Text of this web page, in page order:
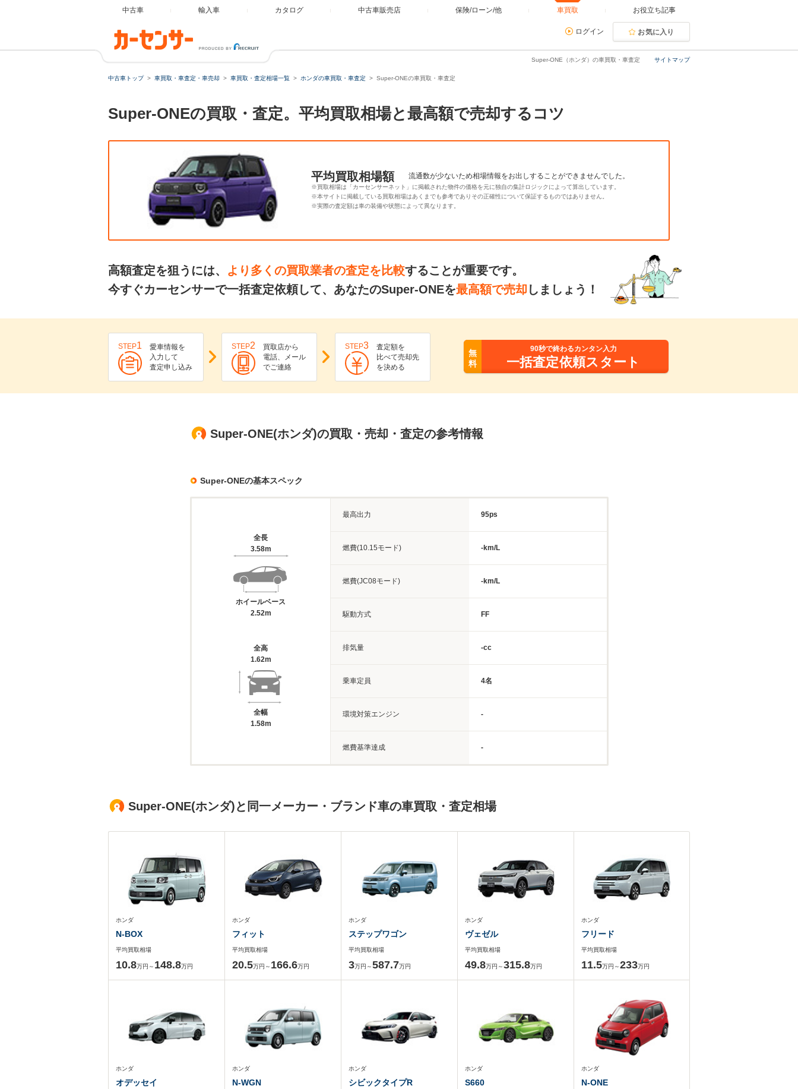
中古車 輸入車 カタログ 中古車販売店 保険/ローン/他 車買取 お役立ち記事
ログイン お気に入り
サイトマップ
Super-ONE（ホンダ）の車買取・車査定
中古車トップ 車買取・車査定・車売却 車買取・査定相場一覧 ホンダの車買取・車査定 Super-ONEの車買取・車査定
Super-ONEの買取・査定。平均買取相場と最高額で売却するコツ
平均買取相場額 流通数が少ないため相場情報をお出しすることができませんでした。
※買取相場は「カーセンサーネット」に掲載された物件の価格を元に独自の集計ロジックによって算出しています。
※本サイトに掲載している買取相場はあくまでも参考でありその正確性について保証するものではありません。
※実際の査定額は車の装備や状態によって異なります。
高額査定を狙うには、 より多くの買取業者の査定を比較することが重要です。
今すぐカーセンサーで一括査定依頼して、あなたのSuper-ONEを最高額で売却 しましょう！
STEP1
愛車情報を
入力して
査定申し込み
STEP2
買取店から
電話、メール
でご連絡
STEP3
査定額を
比べて売却先
を決める
無
料
90秒で終わるカンタン入力
一括査定依頼スタート
Super-ONE(ホンダ)の買取・売却・査定の参考情報
Super-ONEの基本スペック
全長
3.58m
ホイールベース
2.52m
全高
1.62m
全幅
1.58m
最高出力 95ps
燃費(10.15モード) -km/L
燃費(JC08モード) -km/L
駆動方式 FF
排気量 -cc
乗車定員 4名
環境対策エンジン -
燃費基準達成 -
Super-ONE(ホンダ)と同一メーカー・ブランド車の車買取・査定相場
ホンダ
N-BOX
平均買取相場
10.8万円～ 148.8万円
ホンダ
フィット
平均買取相場
20.5万円～ 166.6万円
ホンダ
ステップワゴン
平均買取相場
3万円～587.7万円
ホンダ
ヴェゼル
平均買取相場
49.8万円～315.8万円
ホンダ
フリード
平均買取相場
11.5万円～233万円
ホンダ
オデッセイ
ホンダ
N-WGN
ホンダ
シビックタイプR
ホンダ
S660
ホンダ
N-ONE